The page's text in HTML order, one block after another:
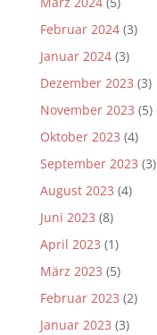
Februar 2024(3)
Januar 2024(3)
Dezember 2023 (3)
November 2023 (5)
Oktober 2023 (4)
September 2023 (3)
August 2023 (4)
Juni 2023 (8)
April 2023 (1)
März 2023 (5)
Februar 2023 (2)
Januar 2023 (3)